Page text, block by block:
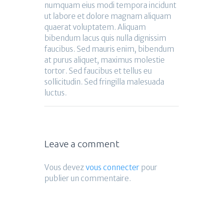
numquam eius modi tempora incidunt
ut labore et dolore magnam aliquam
quaerat voluptatem. Aliquam
bibendum lacus quis nulla dignissim
faucibus. Sed mauris enim, bibendum
at purus aliquet, maximus molestie
tortor. Sed faucibus et tellus eu
sollicitudin. Sed fringilla malesuada
luctus.
Leave a comment
Vous devez vous connecter pour
publier un commentaire.